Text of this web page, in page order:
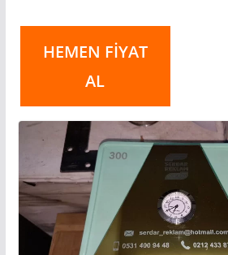
HEMEN FİYAT
AL